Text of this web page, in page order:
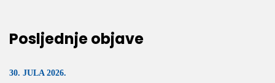
Posljednje objave
30. JULA 2026.